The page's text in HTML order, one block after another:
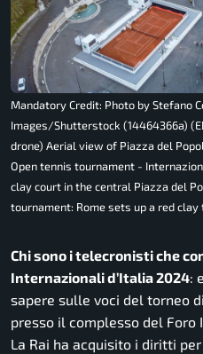
Mandatory Credit: Photo by Stefano
Images/Shutterstock (14464366a)
drone) Aerial view of Piazza del
Open tennis tournament -
clay court in the central Piazza del
tournament: Rome sets up a red
Chi sono i telecronisti che
Internazionali d’Italia 2024:
sapere sulle voci del torneo
presso il complesso del Foro
La Rai ha acquisito i diritti